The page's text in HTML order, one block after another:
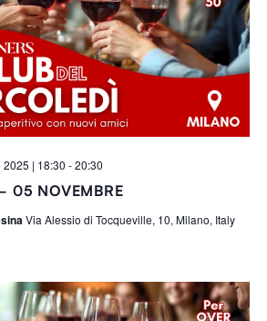
05 NOVEMBRE
| 18:30 -20:30
Via Alessio di Tocqueville, 10, Milano, Italy